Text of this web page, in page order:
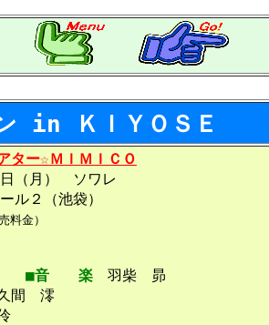
in ＫＩＹＯＳＥ
ター☆ＭＩＭＩＣＯ
（月） ソワレ
２（池袋）
料金）
■音 楽 羽柴 昴
間 澪